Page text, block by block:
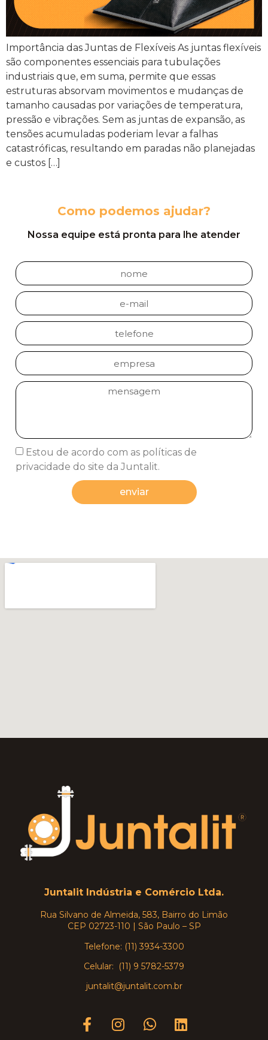
Importância das Juntas de Flexíveis As juntas flexíveis
são componentes essenciais para tubulações
industriais que, em suma, permite que essas
estruturas absorvam movimentos e mudanças de
tamanho causadas por variações de temperatura,
pressão e vibrações. Sem as juntas de expansão, as
tensões acumuladas poderiam levar a falhas
catastróficas, resultando em paradas não planejadas
e custos […]
Como podemos ajudar?
Nossa equipe está pronta para lhe atender
Estou de acordo com as políticas de
privacidade do site da Juntalit.
enviar
Juntalit Indústria e Comércio Ltda.
Rua Silvano de Almeida, 583, Bairro do Limão
CEP 02723-110 | São Paulo – SP
Telefone: (11) 3934-3300
Celular: (11) 9 5782-5379
juntalit@juntalit.com.br